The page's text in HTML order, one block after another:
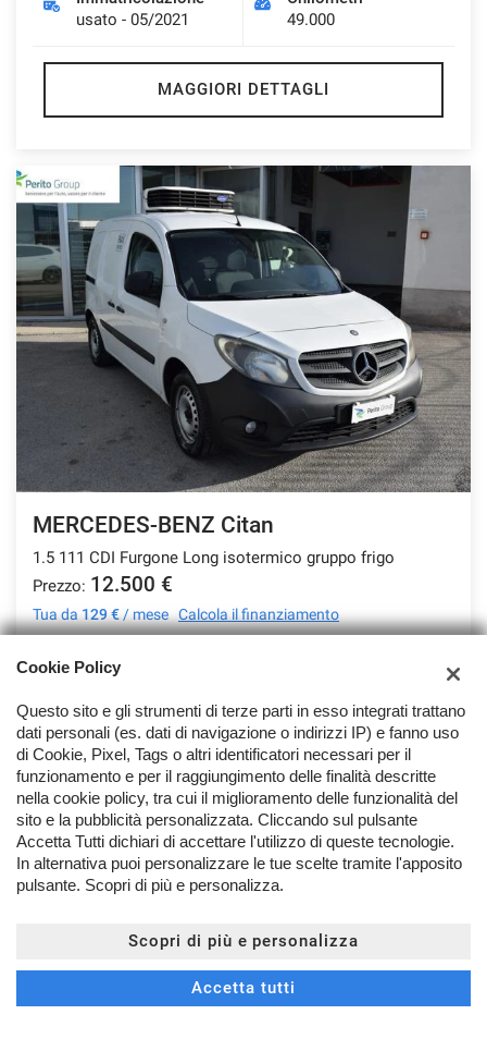
usato - 05/2021
49.000
MAGGIORI DETTAGLI
MERCEDES-BENZ Citan
1.5 111 CDI Furgone Long isotermico gruppo frigo
Prezzo: 12.500 €
Tua da129 €/ mese Calcola il finanziamento
Iva esposta: Sì
1.461 cc
Bianco pastello
Porte: 4
Posti: 2
Immatricolazione
usato - 03/2016
Chilometri
85.000
MAGGIORI DETTAGLI
Cookie Policy
Questo sito e gli strumenti di terze parti in esso integrati trattano
dati personali (es. dati di navigazione o indirizzi IP) e fanno uso
di Cookie, Pixel, Tags o altri identificatori necessari per il
funzionamento e per il raggiungimento delle finalità descritte
nella cookie policy, tra cui il miglioramento delle funzionalità del
sito e la pubblicità personalizzata. Cliccando sul pulsante
Accetta Tutti dichiari di accettare l'utilizzo di queste tecnologie.
In alternativa puoi personalizzare le tue scelte tramite l'apposito
pulsante. Scopri di più e personalizza.
Scopri di più e personalizza
Accetta tutti